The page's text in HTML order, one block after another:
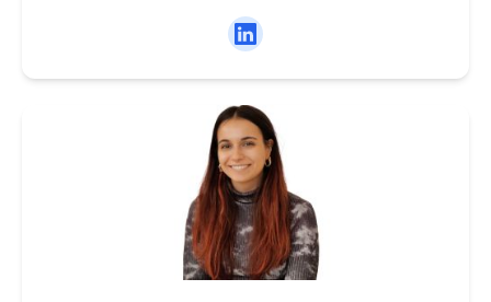
Linkedin